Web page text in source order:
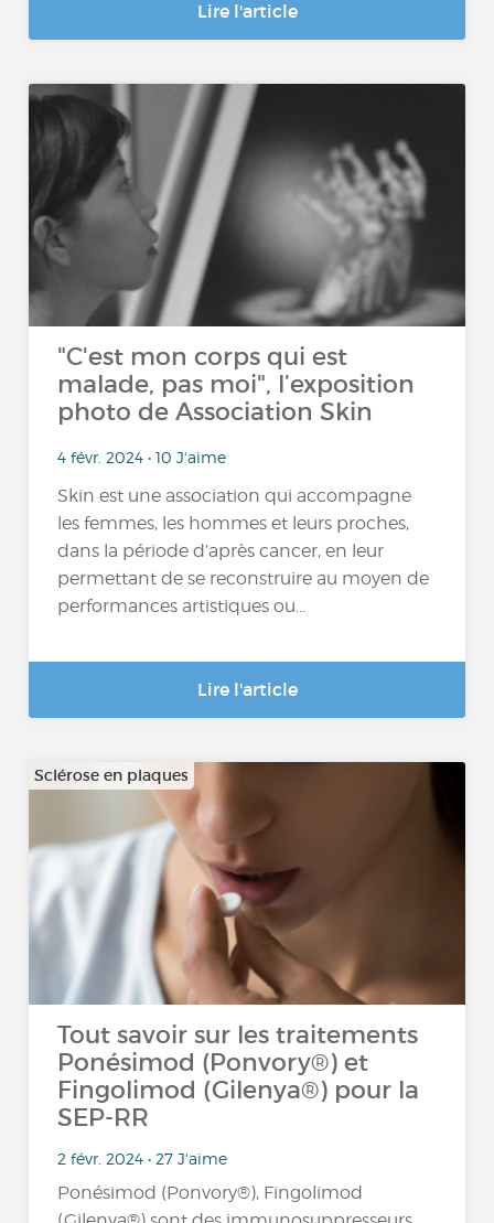
Lire l'article
"C'est mon corps qui est
malade, pas moi", l’exposition
photo de Association Skin
4 févr. 2024 • 10 J'aime
Skin est une association qui accompagne
les femmes, les hommes et leurs proches,
dans la période d’après cancer, en leur
permettant de se reconstruire au moyen de
performances artistiques ou...
Lire l'article
Sclérose en plaques
Tout savoir sur les traitements
Ponésimod (Ponvory®) et
Fingolimod (Gilenya®) pour la
SEP-RR
2 févr. 2024 • 27 J'aime
Ponésimod (Ponvory®), Fingolimod